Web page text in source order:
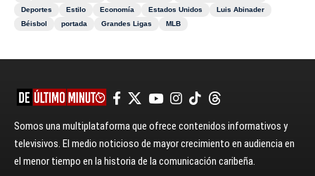
Deportes
Estilo Economía Estados Unidos
Luis Abinader
Béisbol
portada Grandes Ligas MLB
Somos una multiplataforma que ofrece contenidos informativos y
televisivos. El medio noticioso de mayor crecimiento en audiencia en
el menor tiempo en la historia de la comunicación caribeña.